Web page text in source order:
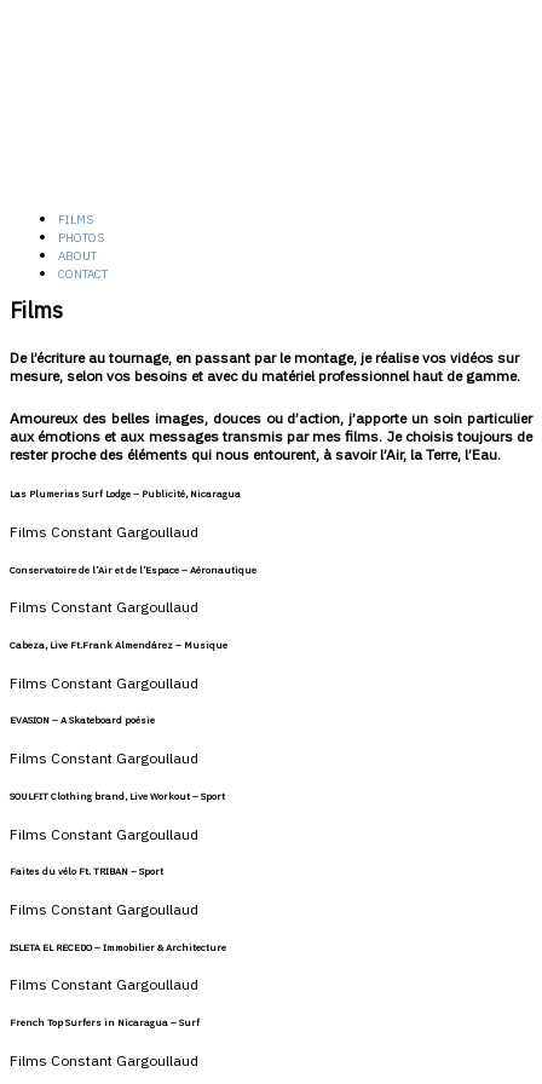
films
photos
about
contact
Films
De l’écriture au tournage, en passant par le montage, je réalise vos vidéos sur
mesure, selon vos besoins et avec du matériel professionnel haut de gamme.
Amoureux des belles images, douces ou d’action, j’apporte un soin particulier
aux émotions et aux messages transmis par mes films. Je choisis toujours de
rester proche des éléments qui nous entourent, à savoir l’Air, la Terre, l’Eau.
Las Plumerias Surf Lodge – Publicité, Nicaragua
Films Constant Gargoullaud
Conservatoire de l’Air et de l’Espace – Aéronautique
Films Constant Gargoullaud
Cabeza, Live Ft.Frank Almendárez – Musique
Films Constant Gargoullaud
EVASION – A Skateboard poésie
Films Constant Gargoullaud
SOULFIT Clothing brand, Live Workout – Sport
Films Constant Gargoullaud
Faites du vélo Ft. TRIBAN – Sport
Films Constant Gargoullaud
ISLETA EL RECEDO – Immobilier & Architecture
Films Constant Gargoullaud
French Top Surfers in Nicaragua – Surf
Films Constant Gargoullaud